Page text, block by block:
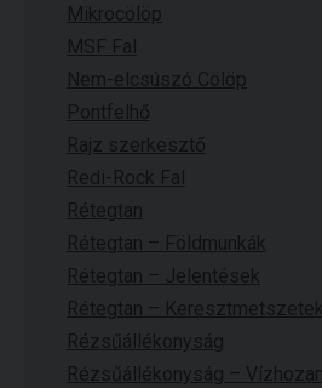
Mikrocölöp
MSF Fal
Nem-elcsúszó Cölöp
Pontfelhő
Rajz szerkesztő
Redi-Rock Fal
Rétegtan
Rétegtan – Földmunkák
Rétegtan – Jelentések
Rétegtan – Keresztmetszetek
Rézsűállékonyság
Rézsűállékonyság –